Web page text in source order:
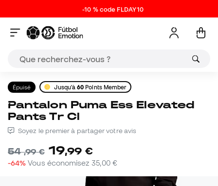
-10 % code FLDAY10
Épuisé Jusqu'à60 Points Member
Pantalon Puma Ess Elevated
Pants Tr Cl
Soyez le premier à partager votre avis
54,99 € 19,99 €
-64% Vous économisez 35,00 €